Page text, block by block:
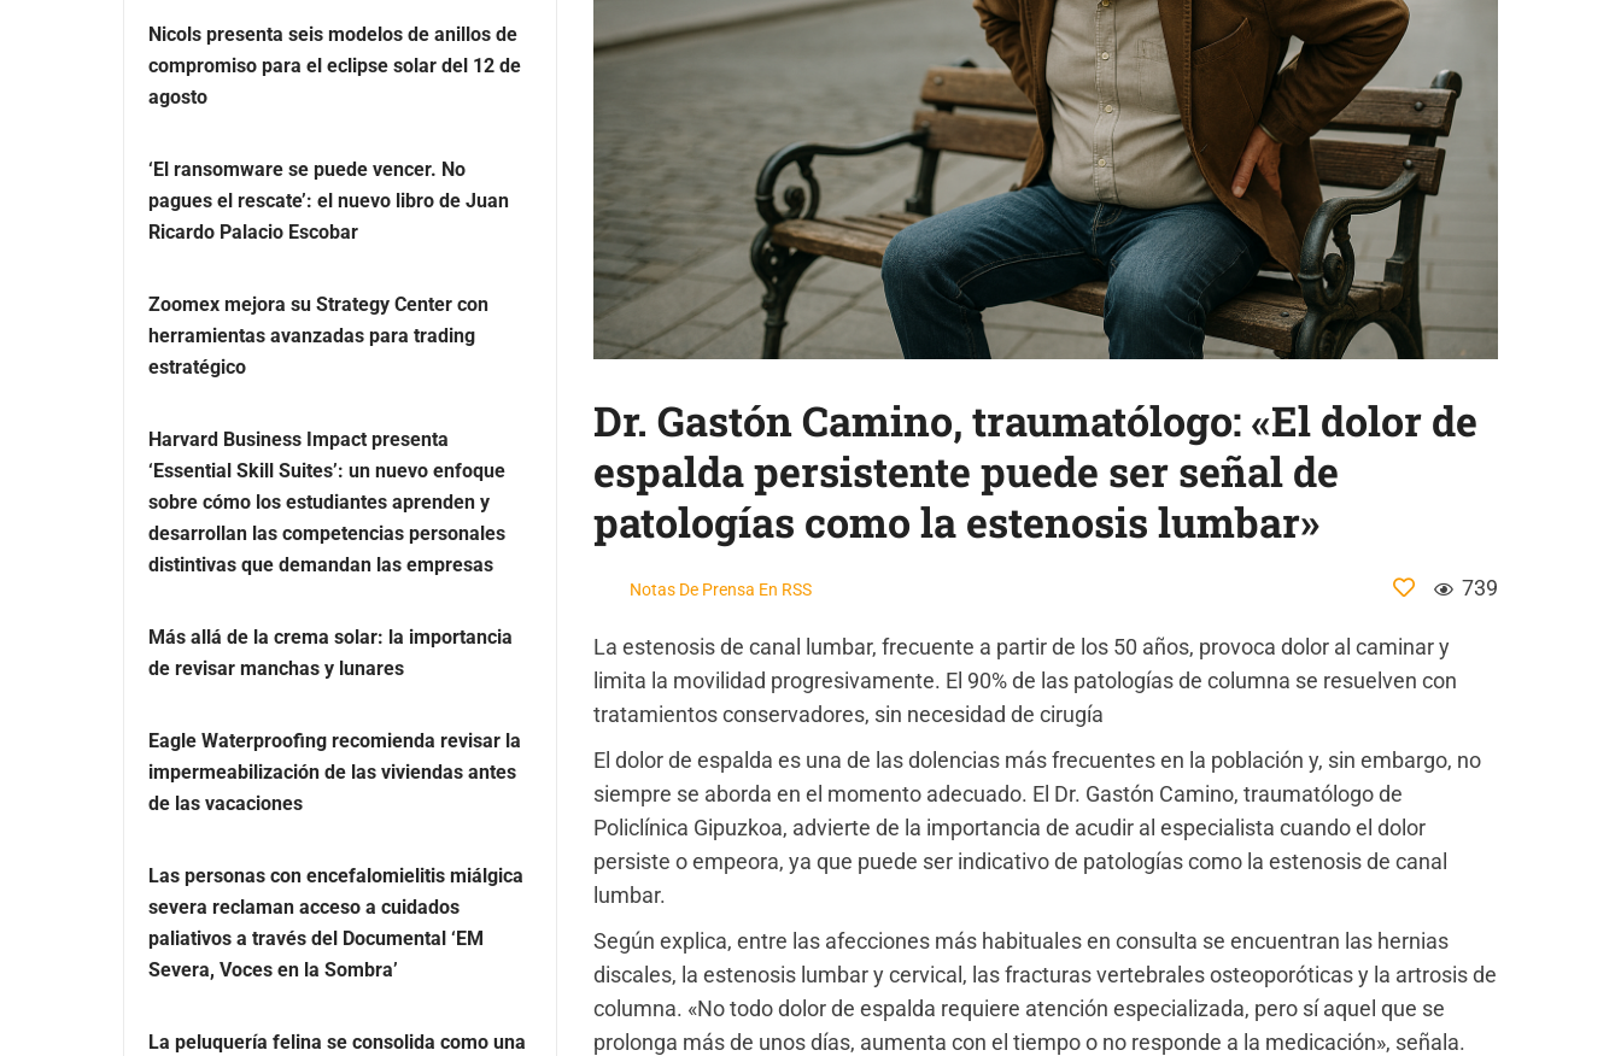
Dr. Gastón Camino, traumatólogo: «El dolor de
espalda persistente puede ser señal de
patologías como la estenosis lumbar»
Notas De Prensa En RSS 739
La estenosis de canal lumbar, frecuente a partir de los 50 años, provoca dolor al caminar y
limita la movilidad progresivamente. El 90% de las patologías de columna se resuelven con
tratamientos conservadores, sin necesidad de cirugía
El dolor de espalda es una de las dolencias más frecuentes en la población y, sin embargo, no
siempre se aborda en el momento adecuado. El Dr. Gastón Camino, traumatólogo de
Policlínica Gipuzkoa, advierte de la importancia de acudir al especialista cuando el dolor
persiste o empeora, ya que puede ser indicativo de patologías como la estenosis de canal
lumbar.
Según explica, entre las afecciones más habituales en consulta se encuentran las hernias
discales, la estenosis lumbar y cervical, las fracturas vertebrales osteoporóticas y la artrosis de
columna. «No todo dolor de espalda requiere atención especializada, pero sí aquel que se
prolonga más de unos días, aumenta con el tiempo o no responde a la medicación», señala.
Nicols presenta seis modelos de anillos de
compromiso para el eclipse solar del 12 de
agosto
‘El ransomware se puede vencer. No
pagues el rescate’: el nuevo libro de Juan
Ricardo Palacio Escobar
Zoomex mejora su Strategy Center con
herramientas avanzadas para trading
estratégico
Harvard Business Impact presenta
‘Essential Skill Suites’: un nuevo enfoque
sobre cómo los estudiantes aprenden y
desarrollan las competencias personales
distintivas que demandan las empresas
Más allá de la crema solar: la importancia
de revisar manchas y lunares
Eagle Waterproofing recomienda revisar la
impermeabilización de las viviendas antes
de las vacaciones
Las personas con encefalomielitis miálgica
severa reclaman acceso a cuidados
paliativos a través del Documental ‘EM
Severa, Voces en la Sombra’
La peluquería felina se consolida como una